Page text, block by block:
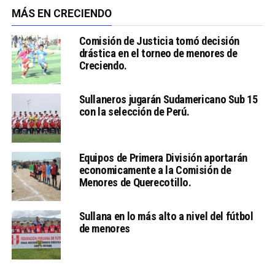
MÁS EN CRECIENDO
Comisión de Justicia tomó decisión
drástica en el torneo de menores de
Creciendo.
Sullaneros jugarán Sudamericano Sub 15
con la selección de Perú.
Equipos de Primera División aportarán
economicamente a la Comisión de
Menores de Querecotillo.
Sullana en lo más alto a nivel del fútbol
de menores